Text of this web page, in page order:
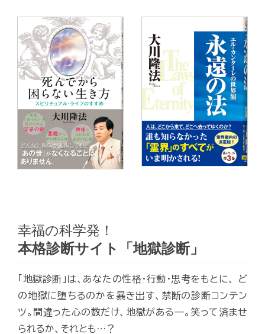
幸福の科学発！
本格診断サイト「地獄診断」
「地獄診断」は、あなたの性格・行動・思考をもとに、 ど
の地獄に堕ちるのかを暴き出す、禁断の診断コンテン
ツ。間違った心の数だけ、地獄がある―。笑って済ませ
られるか、それとも…？